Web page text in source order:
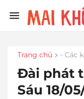
Trang chủ - Các
Đài phát
Sáu 18/